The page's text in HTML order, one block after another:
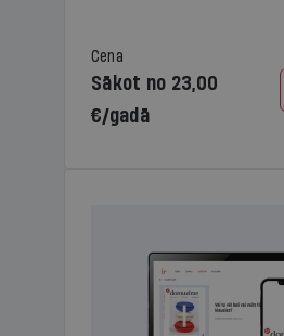
Cena
Sākot no 23,00
€/gadā